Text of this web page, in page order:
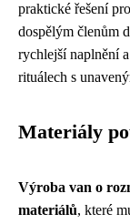
praktické řešení
dospělým členům
rychlejší naplnění
rituálech s
Materiály
Výroba van o
materiálů, které